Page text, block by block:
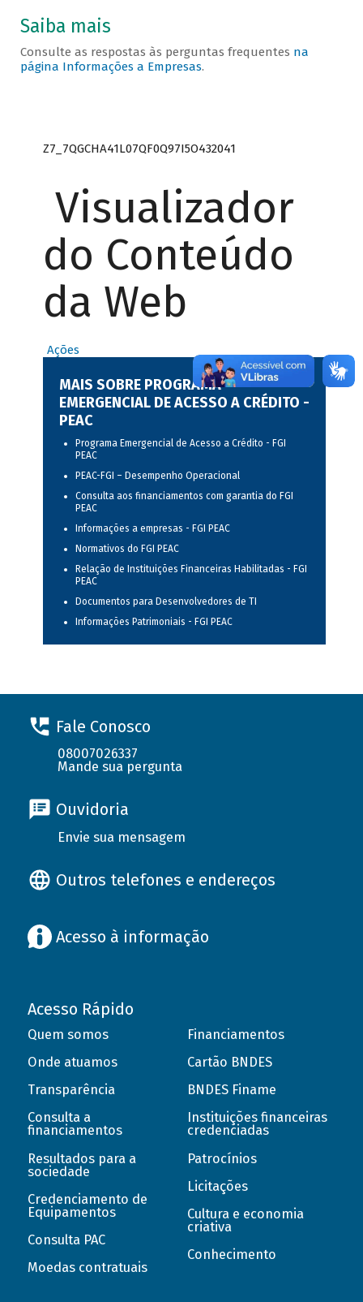
Saiba mais
Consulte as respostas às perguntas frequentes na
página Informações a Empresas.
Z7_7QGCHA41L07QF0Q97I5O432041
Visualizador
do Conteúdo
da Web
Ações
MAIS SOBRE PROGRAMA
EMERGENCIAL DE ACESSO A CRÉDITO -
PEAC
Programa Emergencial de Acesso a Crédito - FGI
PEAC
PEAC-FGI – Desempenho Operacional
Consulta aos financiamentos com garantia do FGI
PEAC
Informações a empresas - FGI PEAC
Normativos do FGI PEAC
Relação de Instituições Financeiras Habilitadas - FGI
PEAC
Documentos para Desenvolvedores de TI
Informações Patrimoniais - FGI PEAC
Fale Conosco
08007026337
Mande sua pergunta
Ouvidoria
Envie sua mensagem
Outros telefones e endereços
Acesso à informação
Acesso Rápido
Quem somos
Onde atuamos
Transparência
Consulta a
financiamentos
Resultados para a
sociedade
Credenciamento de
Equipamentos
Consulta PAC
Moedas contratuais
Financiamentos
Cartão BNDES
BNDES Finame
Instituições financeiras
credenciadas
Patrocínios
Licitações
Cultura e economia
criativa
Conhecimento